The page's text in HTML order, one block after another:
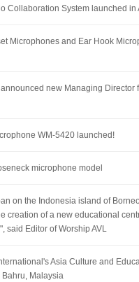
Collaboration System launched in
Microphones and Ear Hook
new Managing Director
WM-5420 launched!
microphone model
on the Indonesia island of
creation of a new educational
said Editor of Worship AVL
Asia Culture and
Malaysia